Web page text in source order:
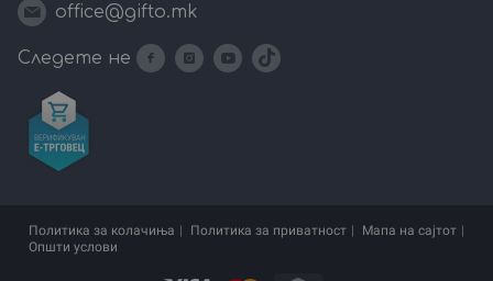
office@gifto.mk
Следете не
Политика за колачиња Политика за приватност
Мапа на сајтот
Општи услови